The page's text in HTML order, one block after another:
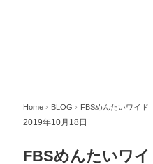
Home › BLOG › FBSめんたいワイド
2019年10月18日
FBSめんたいワ